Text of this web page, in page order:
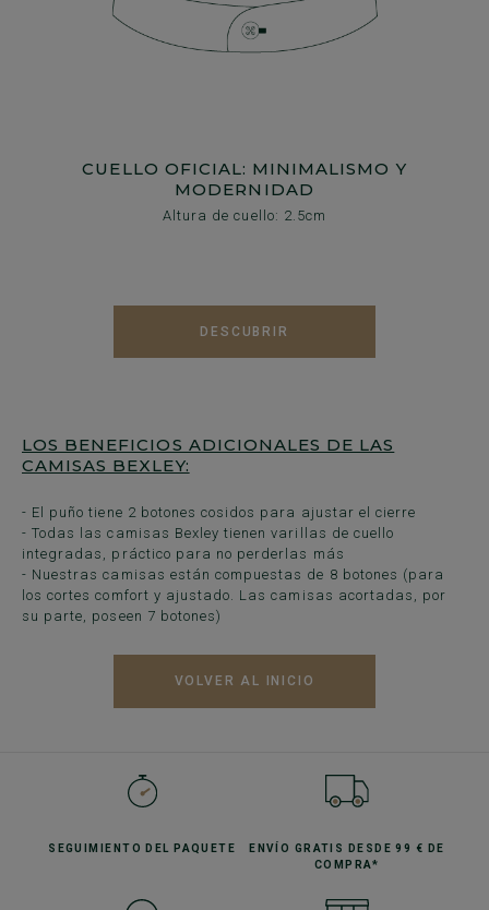
CUELLO OFICIAL: MINIMALISMO Y
MODERNIDAD
Altura de cuello: 2.5cm
DESCUBRIR
LOS BENEFICIOS ADICIONALES DE LAS
CAMISAS BEXLEY:
- El puño tiene 2 botones cosidos para ajustar el cierre
- Todas las camisas Bexley tienen varillas de cuello
integradas, práctico para no perderlas más
- Nuestras camisas están compuestas de 8 botones (para
los cortes comfort y ajustado. Las camisas acortadas, por
su parte, poseen 7 botones)
VOLVER AL INICIO
SEGUIMIENTO DEL PAQUETE ENVÍO GRATIS
DESDE 99 € DE
COMPRA*